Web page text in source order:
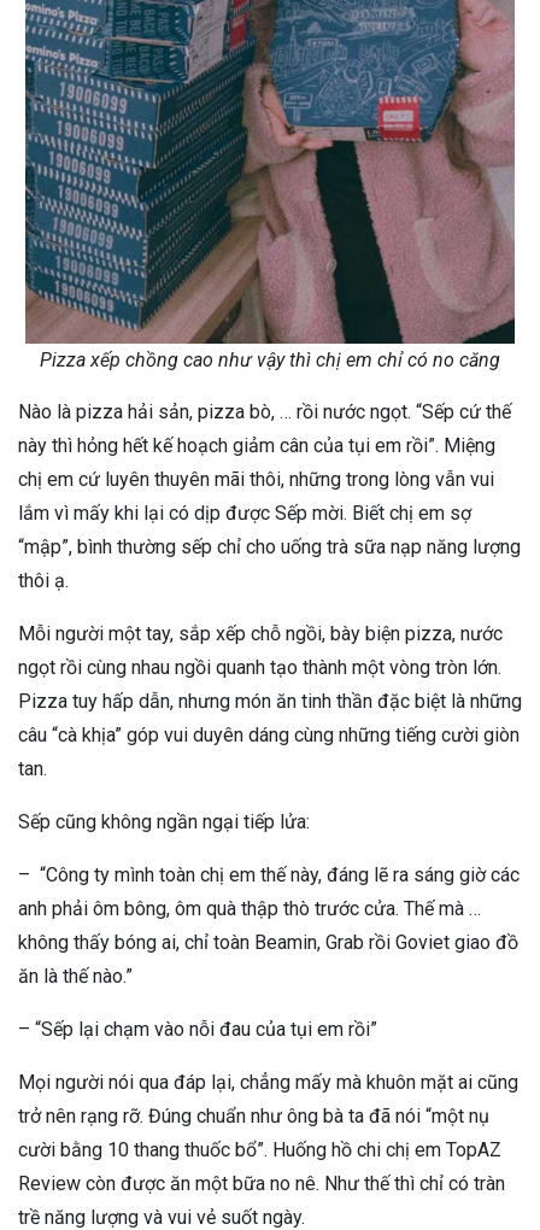
Pizza xếp chồng cao như vậy thì chị em chỉ có no căng
Nào là pizza hải sản, pizza bò, … rồi nước ngọt. “Sếp cứ thế
này thì hỏng hết kế hoạch giảm cân của tụi em rồi”. Miệng
chị em cứ luyên thuyên mãi thôi, những trong lòng vẫn vui
lắm vì mấy khi lại có dịp được Sếp mời. Biết chị em sợ
“mập”, bình thường sếp chỉ cho uống trà sữa nạp năng lượng
thôi ạ.
Mỗi người một tay, sắp xếp chỗ ngồi, bày biện pizza, nước
ngọt rồi cùng nhau ngồi quanh tạo thành một vòng tròn lớn.
Pizza tuy hấp dẫn, nhưng món ăn tinh thần đặc biệt là những
câu “cà khịa” góp vui duyên dáng cùng những tiếng cười giòn
tan.
Sếp cũng không ngần ngại tiếp lửa:
– “Công ty mình toàn chị em thế này, đáng lẽ ra sáng giờ các
anh phải ôm bông, ôm quà thập thò trước cửa. Thế mà …
không thấy bóng ai, chỉ toàn Beamin, Grab rồi Goviet giao đồ
ăn là thế nào.”
– “Sếp lại chạm vào nỗi đau của tụi em rồi”
Mọi người nói qua đáp lại, chẳng mấy mà khuôn mặt ai cũng
trở nên rạng rỡ. Đúng chuẩn như ông bà ta đã nói “một nụ
cười bằng 10 thang thuốc bổ”. Huống hồ chi chị em TopAZ
Review còn được ăn một bữa no nê. Như thế thì chỉ có tràn
trề năng lượng và vui vẻ suốt ngày.